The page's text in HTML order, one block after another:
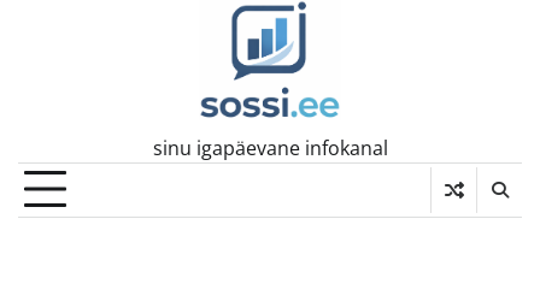
sinu igapäevane infokanal